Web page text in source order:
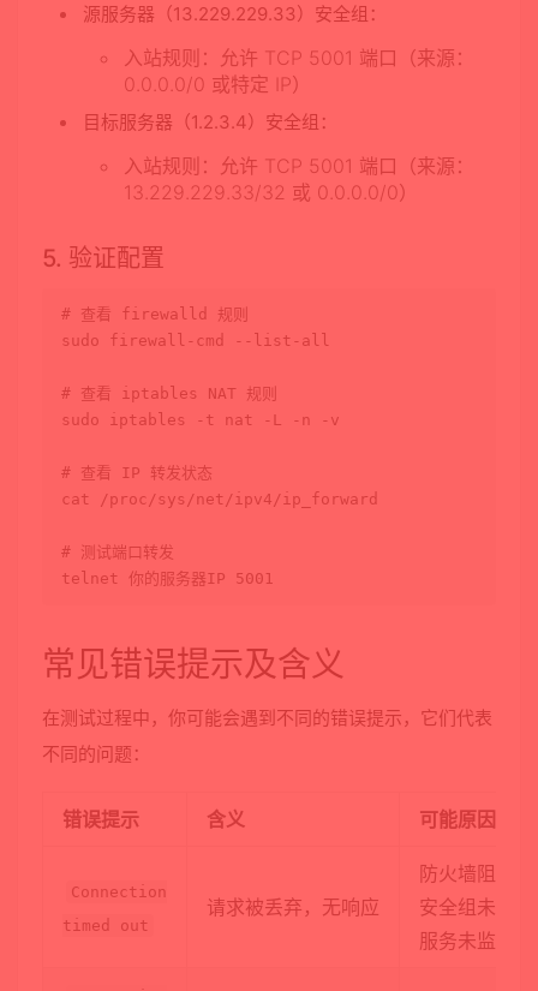
源服务器（13.229.229.33）安全组 ：
入站规则：允许 TCP 5001 端口（来源：
0.0.0.0/0 或特定 IP）
目标服务器（1.2.3.4）安全组 ：
入站规则：允许 TCP 5001 端口（来源：
13.229.229.33/32 或 0.0.0.0/0）
5. 验证配置
# 查看 firewalld 规则
sudo firewall-cmd --list-all
# 查看 iptables NAT 规则
sudo iptables -t nat -L -n -v
# 查看 IP 转发状态
cat
/proc/sys/net/ipv4/ip_forward
# 测试端口转发
常见错误提示及含义
在测试过程中，你可能会遇到不同的错误提示，它们代表
不同的问题：
错误提示 含义 可能原因
Connection
timed out
请求被丢弃，无响应
防火墙阻止、
安全组未配
服务未监听